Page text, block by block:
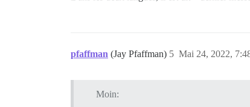
pfaffman (Jay Pfaffman) Mai 24, 2022,
5
Moin: